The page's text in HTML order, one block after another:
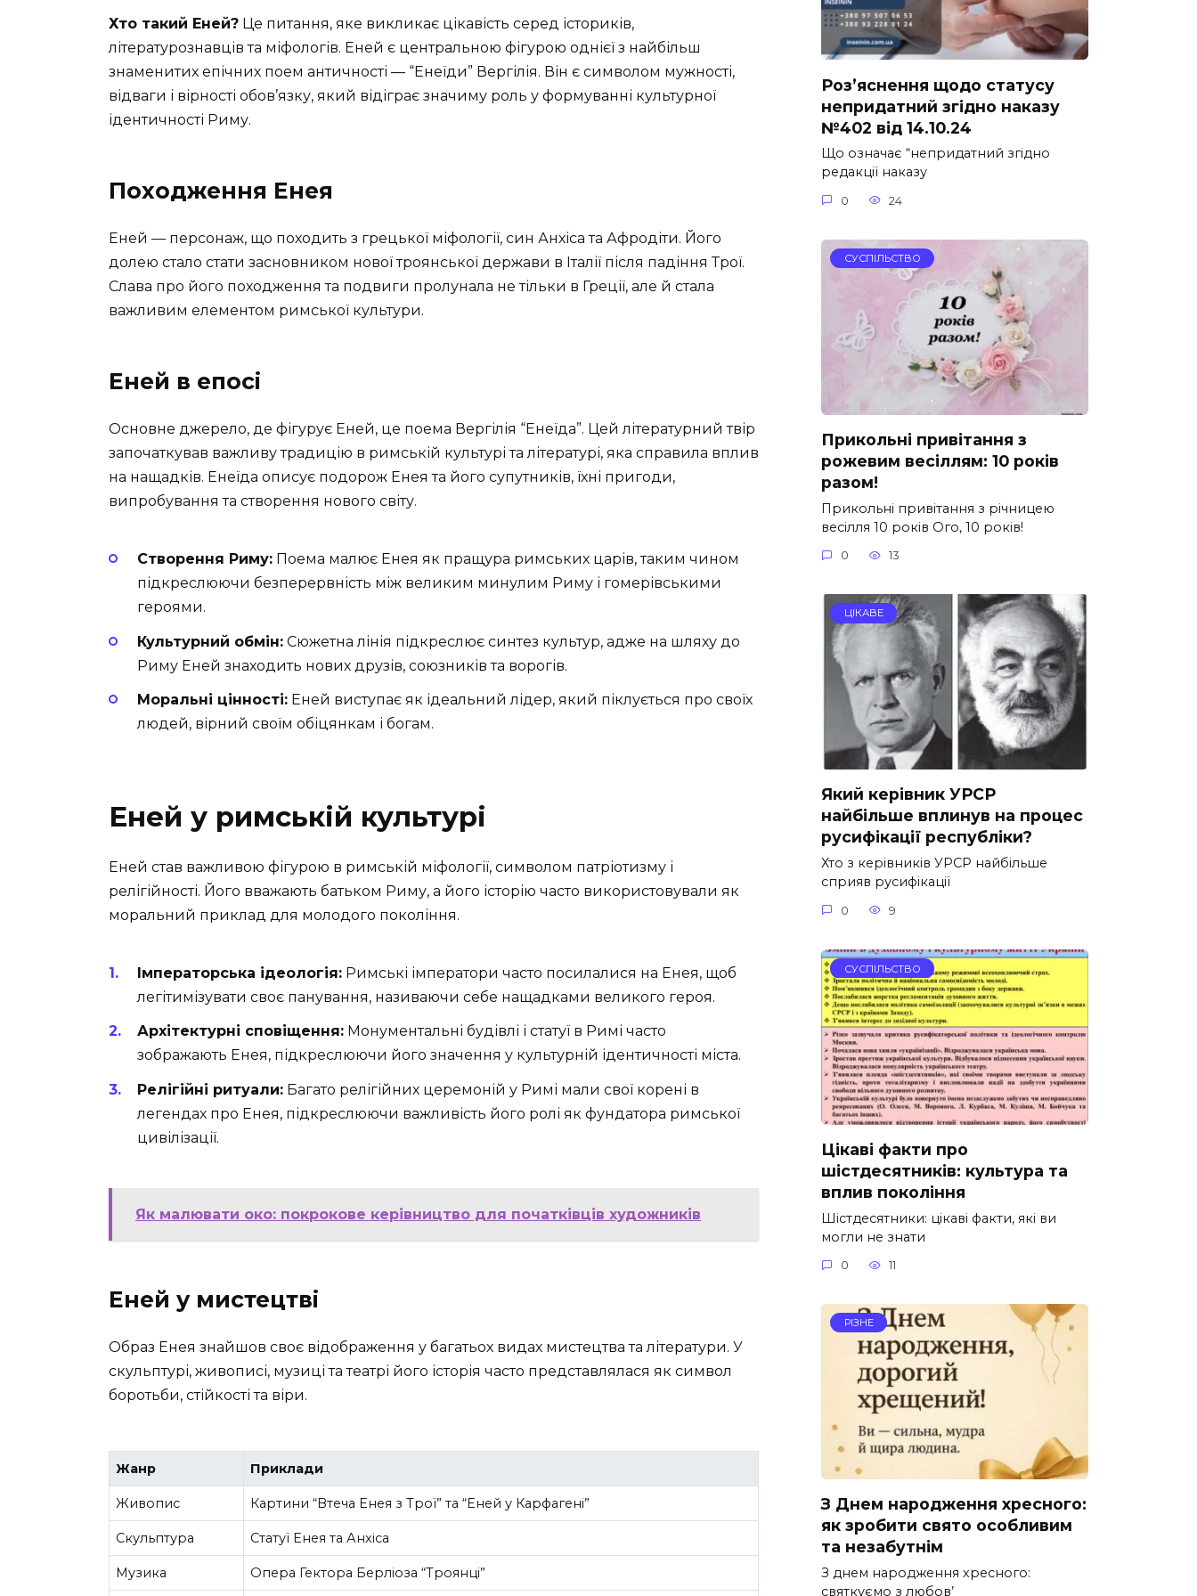
Хто такий Еней? Це питання, яке викликає цікавість серед істориків,
літературознавців та міфологів. Еней є центральною фігурою однієї з найбільш
знаменитих епічних поем античності — “Енеїди” Вергілія. Він є символом мужності,
відваги і вірності обов’язку, який відіграє значиму роль у формуванні культурної
ідентичності Риму.
Походження Енея
Еней — персонаж, що походить з грецької міфології, син Анхіса та Афродіти. Його
долею стало стати засновником нової троянської держави в Італії після падіння Трої.
Слава про його походження та подвиги пролунала не тільки в Греції, але й стала
важливим елементом римської культури.
Еней в епосі
Основне джерело, де фігурує Еней, це поема Вергілія “Енеїда”. Цей літературний твір
започаткував важливу традицію в римській культурі та літературі, яка справила вплив
на нащадків. Енеїда описує подорож Енея та його супутників, їхні пригоди,
випробування та створення нового світу.
Створення Риму: Поема малює Енея як пращура римських царів, таким чином
підкреслюючи безперервність між великим минулим Риму і гомерівськими
героями.
Культурний обмін: Сюжетна лінія підкреслює синтез культур, адже на шляху до
Риму Еней знаходить нових друзів, союзників та ворогів.
Моральні цінності: Еней виступає як ідеальний лідер, який піклується про своїх
людей, вірний своїм обіцянкам і богам.
Еней у римській культурі
Еней став важливою фігурою в римській міфології, символом патріотизму і
релігійності. Його вважають батьком Риму, а його історію часто використовували як
моральний приклад для молодого покоління.
Імператорська ідеологія: Римські імператори часто посилалися на Енея, щоб
легітимізувати своє панування, називаючи себе нащадками великого героя.
Архітектурні сповіщення: Монументальні будівлі і статуї в Римі часто
зображають Енея, підкреслюючи його значення у культурній ідентичності міста.
Релігійні ритуали: Багато релігійних церемоній у Римі мали свої корені в
легендах про Енея, підкреслюючи важливість його ролі як фундатора римської
цивілізації.
Як малювати око: покрокове керівництво для початківців художників
Еней у мистецтві
Образ Енея знайшов своє відображення у багатьох видах мистецтва та літератури. У
скульптурі, живописі, музиці та театрі його історія часто представлялася як символ
боротьби, стійкості та віри.
Жанр Приклади
Живопис Картини “Втеча Енея з Трої” та “Еней у Карфагені”
Скульптура Статуї Енея та Анхіса
Музика Опера Гектора Берліоза “Троянці”
Роз’яснення щодо статусу
непридатний згідно наказу
№402 від 14.10.24
Що означає “непридатний згідно
редакції наказу
0 24
СУСПІЛЬСТВО
Прикольні привітання з
рожевим весіллям: 10 років
разом!
Прикольні привітання з річницею
весілля 10 років Ого, 10 років!
0 13
ЦІКАВЕ
Який керівник УРСР
найбільше вплинув на процес
русифікації республіки?
Хто з керівників УРСР найбільше
сприяв русифікації
0 9
СУСПІЛЬСТВО
Цікаві факти про
шістдесятників: культура та
вплив покоління
Шістдесятники: цікаві факти, які ви
могли не знати
0 11
РІЗНЕ
З Днем народження хресного:
як зробити свято особливим
та незабутнім
З днем народження хресного:
святкуємо з любов’